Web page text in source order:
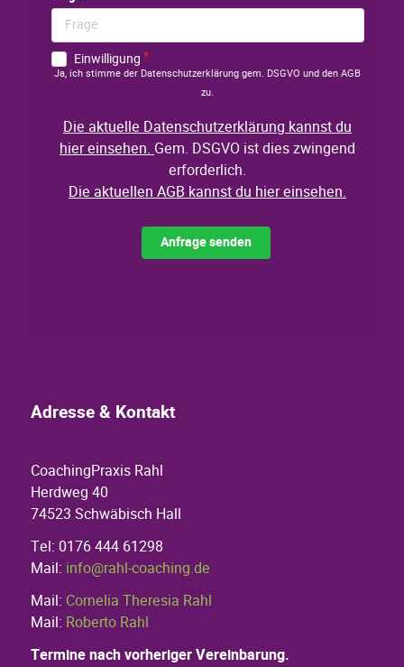
Adresse & Kontakt
CoachingPraxis Rahl
Herdweg 40
74523 Schwäbisch Hall
Tel: 0176 444 61298
Mail: info@rahl-coaching.de
Mail: Cornelia Theresia Rahl
Mail: Roberto Rahl
Termine nach vorheriger Vereinbarung.